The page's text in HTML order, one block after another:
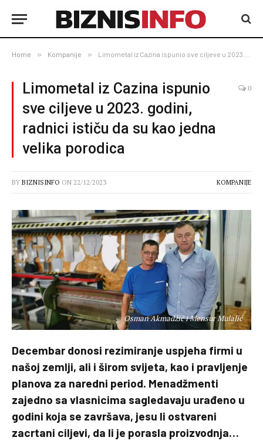
Home » Kompanije » Limometal iz Cazina ispunio sve ciljeve u 2023. godini, radnici ističu da su kao jedna velika porodica
Limometal iz Cazina ispunio
sve ciljeve u 2023. godini,
radnici ističu da su kao jedna
velika porodica
0
BY BIZNISINFO ON 22/12/2023 KOMPANIJE
Osman Akmadžić i Mensur Mulalić
Decembar donosi rezimiranje uspjeha firmi u
našoj zemlji, ali i širom svijeta, kao i pravljenje
planova za naredni period. Menadžmenti
zajedno sa vlasnicima sagledavaju urađeno u
godini koja se završava, jesu li ostvareni
zacrtani ciljevi, da li je porasla proizvodnja…